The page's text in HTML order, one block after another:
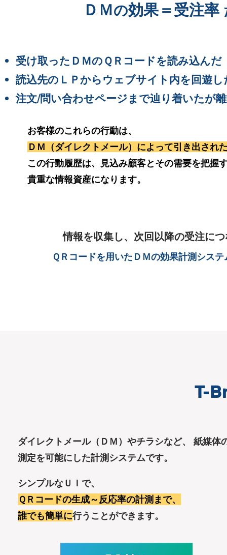
ＤＭの効果＝受注率
受け取ったＤＭのＱＲコードを読み込んだ
読込先のＬＰからウェブサイト内を回遊し
注文/問い合わせページまで辿り着いたが
お客様のこれらの行動は、
ＤＭ（ダイレクトメール）によって引き出され
この行動履歴は、見込み顧客とその需要を把握
貴重な情報資産になります。
情報を収集し、次回以降の受注に
ＱＲコードを用いたＤＭの効果計測システ
T-
ダイレクトメール（ＤＭ）やチラシなど、 紙媒
測定を可能にした計測システムです。
シンプルなＵＩで、
ＱＲコードの生成～反応率の計測まで、
誰でも簡単に行うことができます。